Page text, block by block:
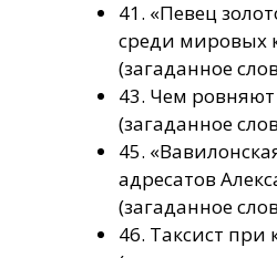
41. «Певец
среди мировых
(загаданное
43. Чем ровняют
(загаданное
45.
адресатов
(загаданное
46. Таксист при